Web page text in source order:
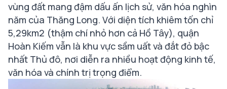
vùng đất mang đậm dấu ấn lịch sử, văn hóa nghìn
năm của Thăng Long. Với diện tích khiêm tốn chỉ
5,29km2 (thậm chí nhỏ hơn cả Hồ Tây), quận
Hoàn Kiếm vẫn là khu vực sầm uất và đắt đỏ bậc
nhất Thủ đô, nơi diễn ra nhiều hoạt động kinh tế,
văn hóa và chính trị trọng điểm.